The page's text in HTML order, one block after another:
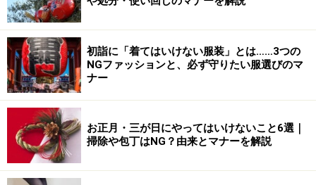
初詣に「着てはいけない服装」とは……3つの
NGファッションと、必ず守りたい服選びのマ
ナー
お正月・三が日にやってはいけないこと6選｜
掃除や包丁はNG？由来とマナーを解説